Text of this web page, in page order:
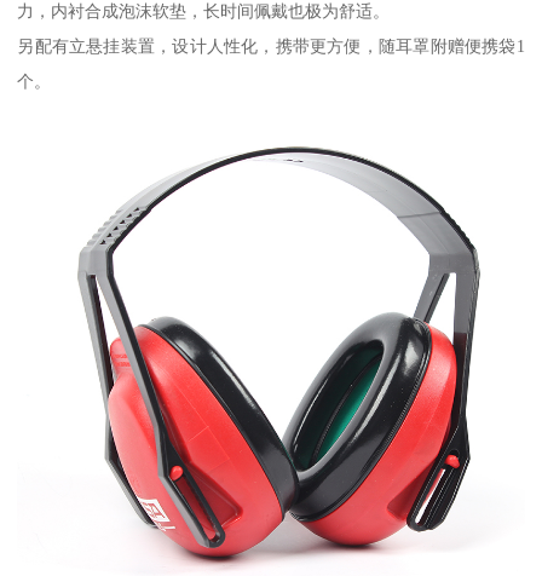
力，内衬合成泡沫软垫，长时间佩戴也极为舒适。
另配有立悬挂装置，设计人性化，携带更方便，随耳罩附赠便携袋1
个。